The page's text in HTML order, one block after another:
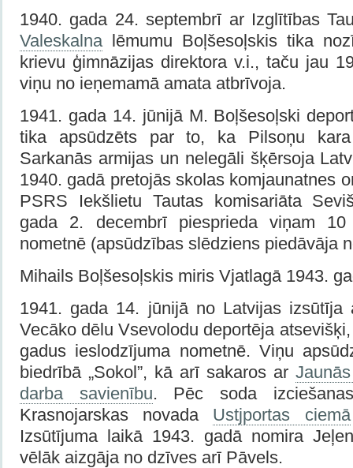
1940. gada 24. septembrī ar Izglītības
Valeskalna lēmumu Boļšesoļskis tika
krievu ģimnāzijas direktora v.i., taču jau
viņu no ieņemamā amata atbrīvoja.
1941. gada 14. jūnijā M. Boļšesoļski
tika apsūdzēts par to, ka Pilsoņu
Sarkanās armijas un nelegāli šķērsoja
1940. gadā pretojās skolas komjaunatnes
PSRS Iekšlietu Tautas komisariāta
gada 2. decembrī piesprieda viņam 10
nometnē (apsūdzības slēdziens piedāvāja
Mihails Boļšesoļskis miris Vjatlagā 1943.
1941. gada 14. jūnijā no Latvijas izsūtīja
Vecāko dēlu Vsevolodu deportēja
gadus ieslodzījuma nometnē. Viņu
biedrībā „Sokol”, kā arī sakaros ar
darba savienību. Pēc soda
Krasnojarskas novada Ustjportas ciemā
Izsūtījuma laikā 1943. gadā nomira
vēlāk aizgāja no dzīves arī Pāvels.